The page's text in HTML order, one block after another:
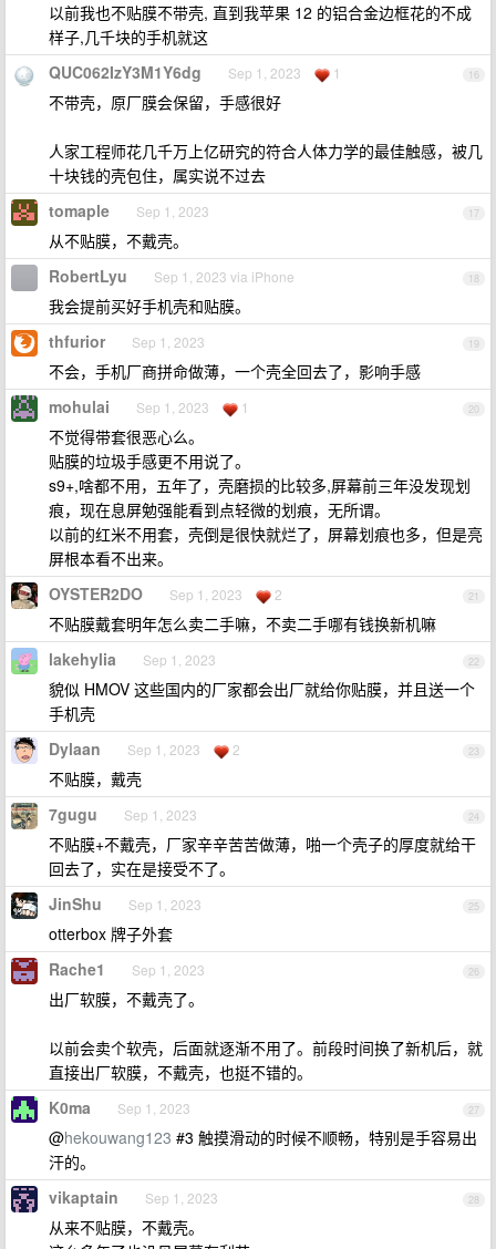
以前我也不贴膜不带壳, 直到我苹果 12 的铝合金边框花的不成
样子,几千块的手机就这
16
QUC062IzY3M1Y6dg Sep 1, 2023 1
不带壳，原厂膜会保留，手感很好
人家工程师花几千万上亿研究的符合人体力学的最佳触感，被几
十块钱的壳包住，属实说不过去
17
tomaple Sep 1, 2023
从不贴膜，不戴壳。
18
RobertLyu Sep 1, 2023 via iPhone
我会提前买好手机壳和贴膜。
19
thfurior Sep 1, 2023
不会，手机厂商拼命做薄，一个壳全回去了，影响手感
20
mohulai Sep 1, 2023 1
不觉得带套很恶心么。
贴膜的垃圾手感更不用说了。
s9+,啥都不用，五年了，壳磨损的比较多,屏幕前三年没发现划
痕，现在息屏勉强能看到点轻微的划痕，无所谓。
以前的红米不用套，壳倒是很快就烂了，屏幕划痕也多，但是亮
屏根本看不出来。
21
OYSTER2DO Sep 1, 2023 2
不贴膜戴套明年怎么卖二手嘛，不卖二手哪有钱换新机嘛
22
lakehylia Sep 1, 2023
貌似 HMOV 这些国内的厂家都会出厂就给你贴膜，并且送一个
手机壳
23
Dylaan Sep 1, 2023 2
不贴膜，戴壳
24
7gugu Sep 1, 2023
不贴膜+不戴壳，厂家辛辛苦苦做薄，啪一个壳子的厚度就给干
回去了，实在是接受不了。
25
JinShu Sep 1, 2023
otterbox 牌子外套
26
Rache1 Sep 1, 2023
出厂软膜，不戴壳了。
以前会卖个软壳，后面就逐渐不用了。前段时间换了新机后，就
直接出厂软膜，不戴壳，也挺不错的。
27
K0ma Sep 1, 2023
@hekouwang123 #3 触摸滑动的时候不顺畅，特别是手容易出
汗的。
28
vikaptain Sep 1, 2023
从来不贴膜，不戴壳。